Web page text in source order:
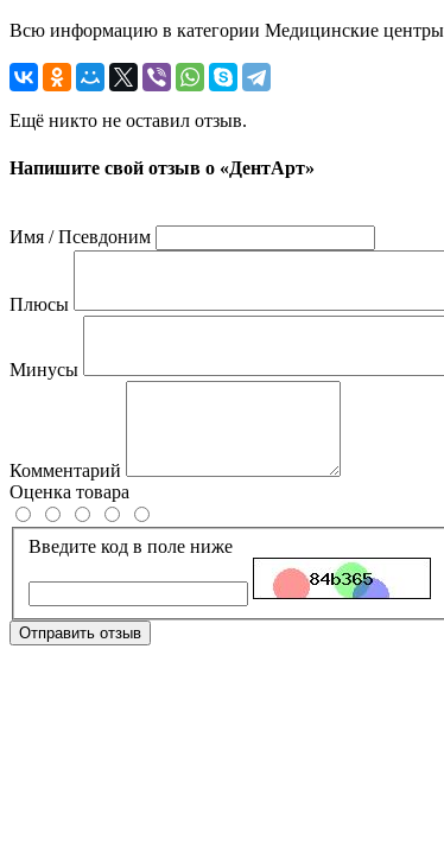
Всю информацию в категории Медицинские
Ещё никто не оставил отзыв.
Напишите свой отзыв о «ДентАрт»
Имя / Псевдоним
Плюсы
Минусы
Комментарий
Оценка товара
Введите код в поле ниже
Отправить отзыв